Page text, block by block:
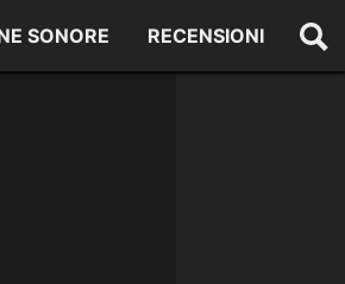
SONORE RECENSIONI